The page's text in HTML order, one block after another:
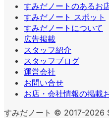
すみだノートのあるお
すみだノート スポット
すみだノートについて
広告掲載
スタッフ紹介
スタッフブログ
運営会社
お問い合せ
お店・会社情報の掲載
すみだノート © 2017-2026